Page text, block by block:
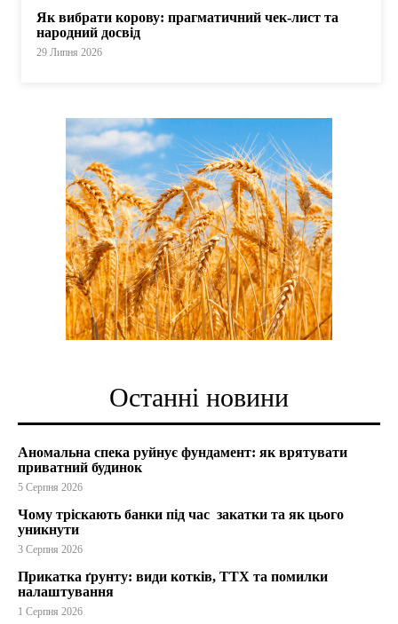
Як вибрати корову: прагматичний чек-лист та
народний досвід
29 Липня 2026
Останні новини
Аномальна спека руйнує фундамент: як врятувати
приватний будинок
5 Серпня 2026
Чому тріскають банки під час закатки та як цього
уникнути
3 Серпня 2026
Прикатка ґрунту: види котків, ТТХ та помилки
налаштування
1 Серпня 2026